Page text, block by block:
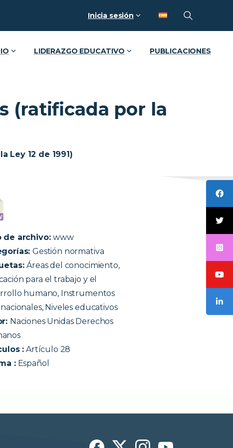
Inicia sesión
LIDERAZGO EDUCATIVO PUBLICACIONES
(ratificada por la
Ley 12 de 1991)
de archivo:www
Gestión normativa
Áreas del conocimiento,
para el trabajo y el
humano, Instrumentos
Niveles educativos
Naciones Unidas Derechos
: Artículo 28
:Español